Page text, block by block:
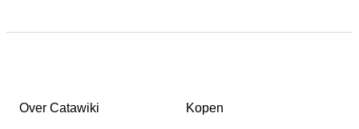
Over Catawiki Kopen